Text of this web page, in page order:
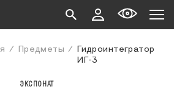
Предметы
Гидроинтегратор
ИГ-3
ЭКСПОНАТ